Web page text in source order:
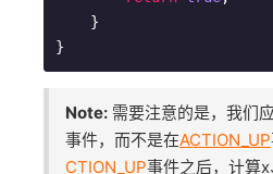
Note: 需要注意的是，我们
事件，而不是在ACTION_UP
CTION_UP事件之后，计算